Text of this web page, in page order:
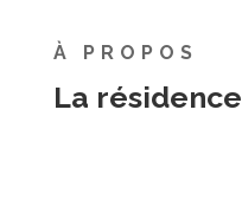
À PROPOS
La résidence